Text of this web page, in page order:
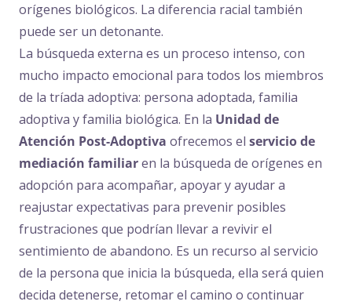
orígenes biológicos. La diferencia racial también
puede ser un detonante.
La búsqueda externa es un proceso intenso, con
mucho impacto emocional para todos los miembros
de la tríada adoptiva: persona adoptada, familia
adoptiva y familia biológica. En la Unidad de
Atención Post-Adoptiva ofrecemos el servicio de
mediación familiaren la búsqueda de orígenes en
adopción para acompañar, apoyar y ayudar a
reajustar expectativas para prevenir posibles
frustraciones que podrían llevar a revivir el
sentimiento de abandono. Es un recurso al servicio
de la persona que inicia la búsqueda, ella será quien
decida detenerse, retomar el camino o continuar